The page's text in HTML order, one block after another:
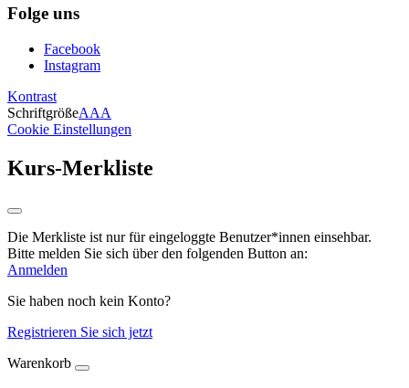
Folge uns
Facebook
Instagram
Kontrast
SchriftgrößeAAA
Cookie Einstellungen
Kurs-Merkliste
Die Merkliste ist nur für eingeloggte Benutzer*innen einsehbar.
Bitte melden Sie sich über den folgenden Button an:
Anmelden
Sie haben noch kein Konto?
Registrieren Sie sich jetzt
Warenkorb